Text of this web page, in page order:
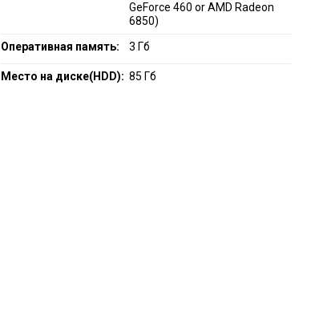
GeForce 460 or AMD Radeon
6850)
Оперативная память:
3 Гб
Место на диске(HDD): 85 Гб